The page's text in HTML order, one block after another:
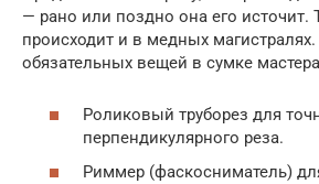
— рано или поздно она его источит.
происходит и в медных
обязательных вещей в сумке
Роликовый труборез для
перпендикулярного реза.
Риммер (фаскосниматель)